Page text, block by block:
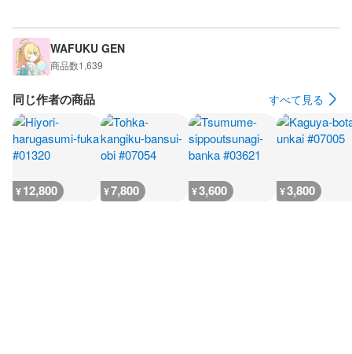
WAFUKU GEN
商品数1,639
同じ作者の商品 すべて見る
¥12,800 ¥7,800 ¥3,600 ¥3,800